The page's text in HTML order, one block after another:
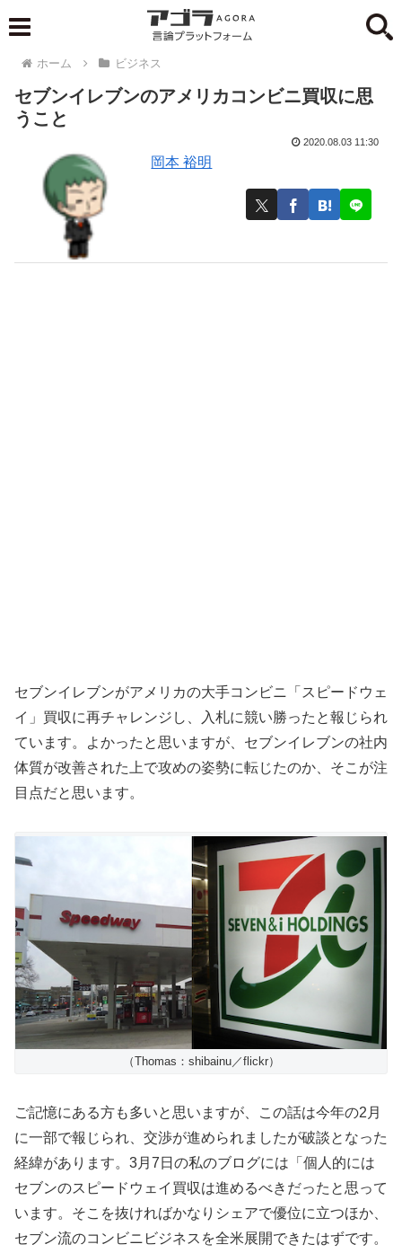
ホーム ビジネス
セブンイレブンのアメリカコンビニ買収に思
うこと
岡本 裕明
2020.08.03 11:30
セブンイレブンがアメリカの大手コンビニ「スピードウェ
イ」買収に再チャレンジし、入札に競い勝ったと報じられ
ています。よかったと思いますが、セブンイレブンの社内
体質が改善された上で攻めの姿勢に転じたのか、そこが注
目点だと思います。
（Thomas：shibainu／flickr）
ご記憶にある方も多いと思いますが、この話は今年の2月
に一部で報じられ、交渉が進められましたが破談となった
経緯があります。3月7日の私のブログには「個人的には
セブンのスピードウェイ買収は進めるべきだったと思って
います。そこを抜ければかなりシェアで優位に立つほか、
セブン流のコンビニビジネスを全米展開できたはずです。